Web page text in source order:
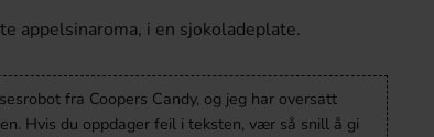
appelsinaroma, i en sjokoladeplate.
fra Coopers Candy, og jeg har oversatt
Hvis du oppdager feil i teksten, vær så snill å gi